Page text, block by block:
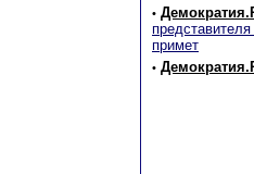
•
примет
•